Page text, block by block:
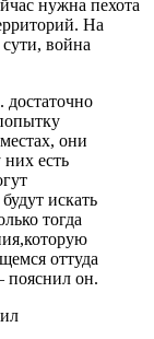
нужна пехота
На
война
они
есть
искать
тогда
оттуда
пояснил он.